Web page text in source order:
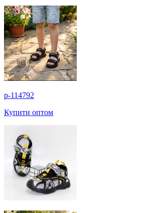
p-114792
Купити оптом